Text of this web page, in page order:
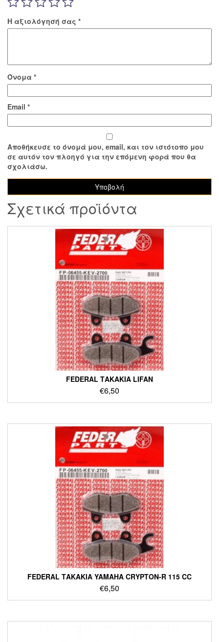
Η αξιολόγησή σας *
Όνομα *
Email *
Αποθήκευσε το όνομά μου, email, και τον ιστότοπο μου
σε αυτόν τον πλοηγό για την επόμενη φορά που θα
σχολιάσω.
Σχετικά προϊόντα
FEDERAL ΤΑΚΑΚΙΑ LIFAN
€6,50
FEDERAL ΤΑΚΑΚΙΑ YAMAHA CRYPTON-R 115 CC
€6,50